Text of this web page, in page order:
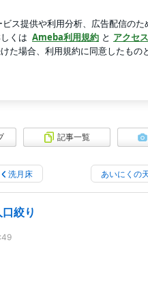
移築・解体に伴う古材の再利用を
記事一覧
洗月床 あいにくの
絞り